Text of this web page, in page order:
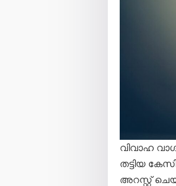
വിവാഹ
തട്ടിയ
അറസ്റ്റ്